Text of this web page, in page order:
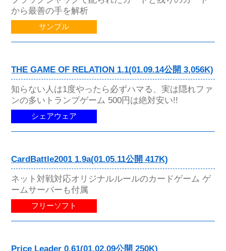
から最善の手を解析
サンプル
THE GAME OF RELATION 1.1(01.09.14公開 3,056K)
知らない人は1度やったら必ずハマる、実は隠れファ
ンの多いトランプゲーム 500円は絶対安い!!
シェアウェア
CardBattle2001 1.9a(01.05.11公開 417K)
ネット対戦対応オリジナルルールのカードゲーム ゲ
ームサーバーも付属
フリーソフト
Price Leader 0.61(01.02.09公開 250K)